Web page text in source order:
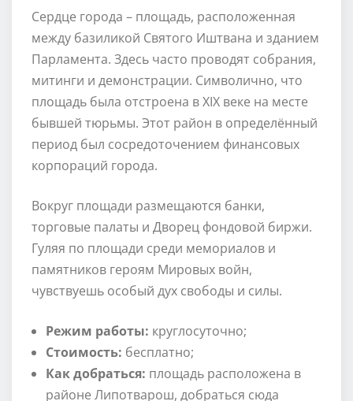
Сердце города – площадь, расположенная
между базиликой Святого Иштвана и зданием
Парламента. Здесь часто проводят собрания,
митинги и демонстрации. Символично, что
площадь была отстроена в XIX веке на месте
бывшей тюрьмы. Этот район в определённый
период был сосредоточением финансовых
корпораций города.
Вокруг площади размещаются банки,
торговые палаты и Дворец фондовой биржи.
Гуляя по площади среди мемориалов и
памятников героям Мировых войн,
чувствуешь особый дух свободы и силы.
Режим работы: круглосуточно;
Стоимость: бесплатно;
Как добраться: площадь расположена в
районе Липотварош, добраться сюда